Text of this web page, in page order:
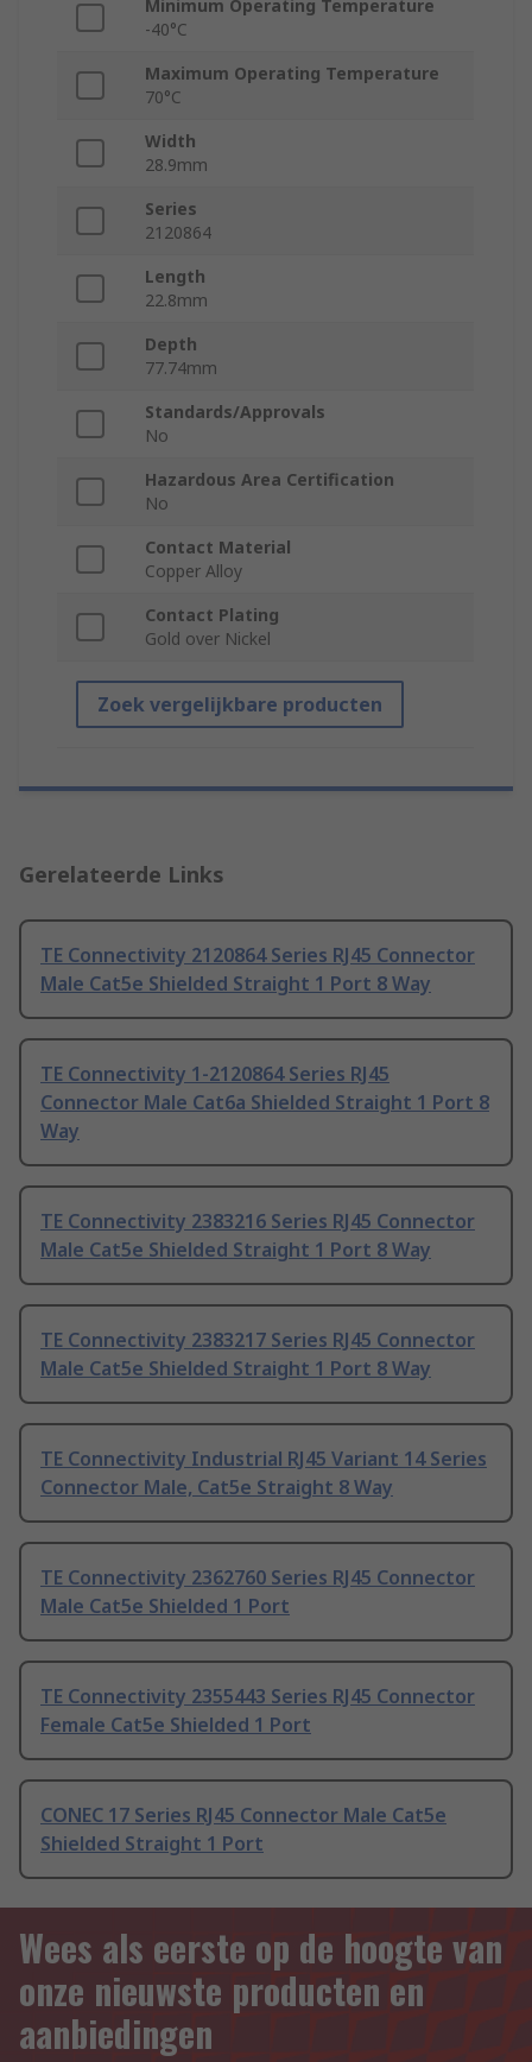
Minimum Operating Temperature
-40°C
Maximum Operating Temperature
70°C
Width
28.9mm
Series
2120864
Length
22.8mm
Depth
77.74mm
Standards/Approvals
No
Hazardous Area Certification
No
Contact Material
Copper Alloy
Contact Plating
Gold over Nickel
Zoek vergelijkbare producten
Gerelateerde Links
TE Connectivity 2120864 Series RJ45 Connector
Male Cat5e Shielded Straight 1 Port 8 Way
TE Connectivity 1-2120864 Series RJ45
Connector Male Cat6a Shielded Straight 1 Port 8
Way
TE Connectivity 2383216 Series RJ45 Connector
Male Cat5e Shielded Straight 1 Port 8 Way
TE Connectivity 2383217 Series RJ45 Connector
Male Cat5e Shielded Straight 1 Port 8 Way
TE Connectivity Industrial RJ45 Variant 14 Series
Connector Male, Cat5e Straight 8 Way
TE Connectivity 2362760 Series RJ45 Connector
Male Cat5e Shielded 1 Port
TE Connectivity 2355443 Series RJ45 Connector
Female Cat5e Shielded 1 Port
CONEC 17 Series RJ45 Connector Male Cat5e
Shielded Straight 1 Port
Wees als eerste op de hoogte van
onze nieuwste producten en
aanbiedingen